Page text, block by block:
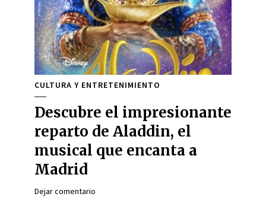
CULTURA Y ENTRETENIMIENTO
Descubre el impresionante
reparto de Aladdin, el
musical que encanta a
Madrid
Dejar comentario